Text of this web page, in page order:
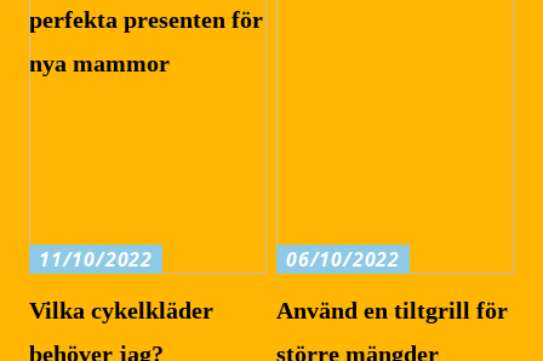
perfekta presenten för
nya mammor
11/10/2022
Vilka cykelkläder
behöver jag?
06/10/2022
Använd en tiltgrill för
större mängder